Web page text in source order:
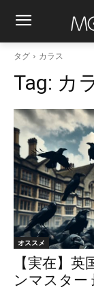
タグ カラス
Tag: カ
オススメ
【実在】
ンマスター